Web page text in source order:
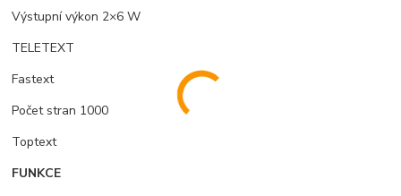
Výstupní výkon 2×6 W
TELETEXT
Fastext
Počet stran 1000
Toptext
FUNKCE